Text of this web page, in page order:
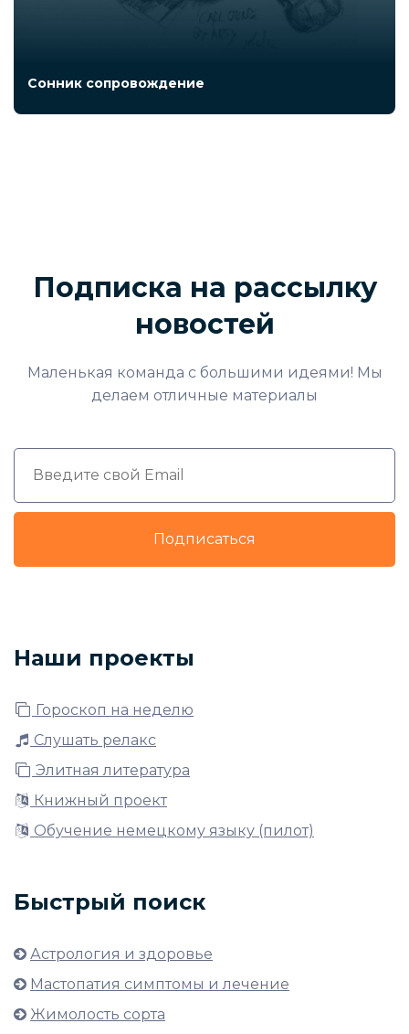
Сонник сопровождение
Подписка на рассылку
новостей
Маленькая команда с большими идеями! Мы
делаем отличные материалы
Подписаться
Наши проекты
Гороскоп на неделю
Слушать релакс
Элитная литература
Книжный проект
Обучение немецкому языку (пилот)
Быстрый поиск
Астрология и здоровье
Мастопатия симптомы и лечение
Жимолость сорта